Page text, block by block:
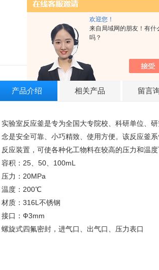
欢迎您！
来自局域网的朋友！有什
吗？
产品介绍 相关产品 留言
实验室反应釜是专为全国大专院校、科研单位、
念是安全可靠、小巧精致、使用方便。该反应釜
反应装置，可使各种化工物料在较高的压力和温
容积：25、50、100mL
压力：20MPa
温度：200℃
材质：316L不锈钢
接口：Ф3mm
螺旋式四氟密封，进气口、出气口、压力表口